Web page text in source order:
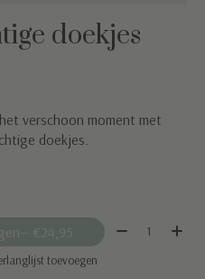
doekjes
verschoon moment met
doekjes.
— €24,95 Aantal:
toevoegen